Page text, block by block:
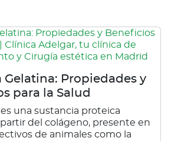
Gelatina: Propiedades y
para la Salud
una sustancia proteica
del colágeno, presente en
de animales como la